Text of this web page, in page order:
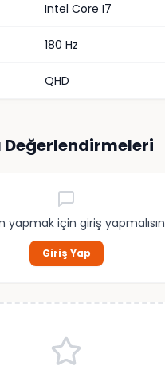
Intel Core I7
180 Hz
QHD
Değerlendirmeleri
yapmak için giriş yapmalısın
Giriş Yap